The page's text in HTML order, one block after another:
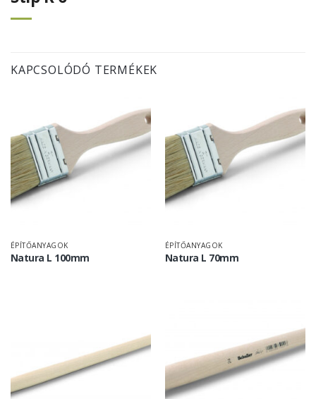
KAPCSOLÓDÓ TERMÉKEK
ÉPÍTŐANYAGOK
Natura L 100mm
ÉPÍTŐANYAGOK
Natura L 70mm